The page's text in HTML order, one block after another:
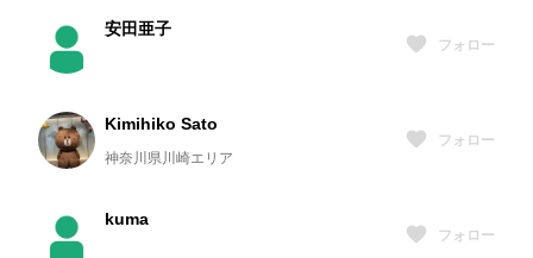
安田亜子
フォロー
Kimihiko Sato
神奈川県川崎エリア
フォロー
kuma
フォロー